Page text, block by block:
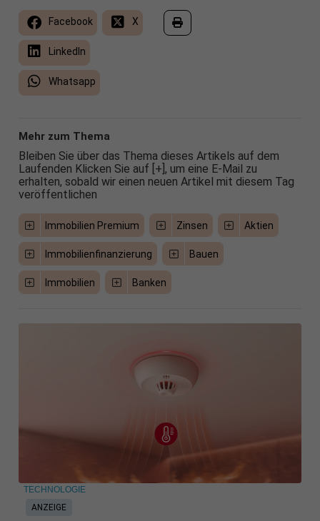
Facebook X
LinkedIn
Whatsapp
Mehr zum Thema
Bleiben Sie über das Thema dieses Artikels auf dem
Laufenden Klicken Sie auf [+], um eine E-Mail zu
erhalten, sobald wir einen neuen Artikel mit diesem Tag
veröffentlichen
Immobilien Premium Zinsen Aktien
Immobilienfinanzierung Bauen
Immobilien Banken
ANZEIGE
TECHNOLOGIE